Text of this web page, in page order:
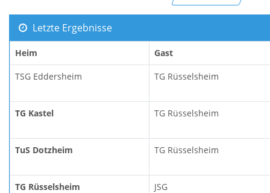
Letzte Ergebnisse
Heim Gast
TSG Eddersheim TG Rüsselsheim
TG Kastel TG Rüsselsheim
TuS Dotzheim TG Rüsselsheim
TG Rüsselsheim
JSG